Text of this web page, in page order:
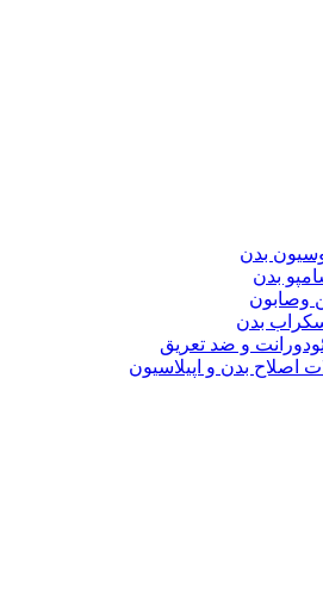
بدن
بدن
وصابون
بدن
و ضد تعریق
اصلاح بدن و اپیلاسیون